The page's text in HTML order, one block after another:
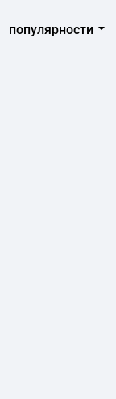
популярности